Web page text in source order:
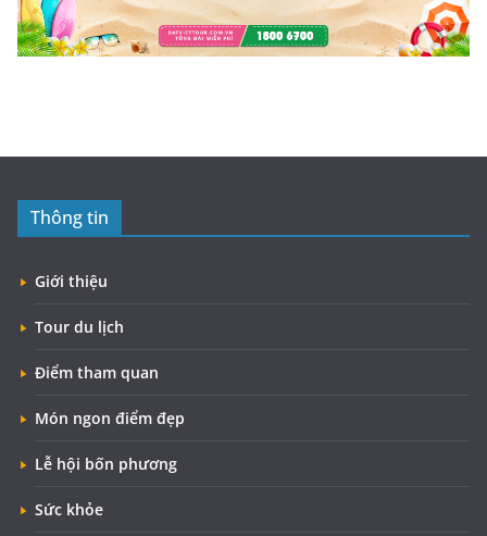
Thông tin
Giới thiệu
Tour du lịch
Điểm tham quan
Món ngon điểm đẹp
Lễ hội bốn phương
Sức khỏe